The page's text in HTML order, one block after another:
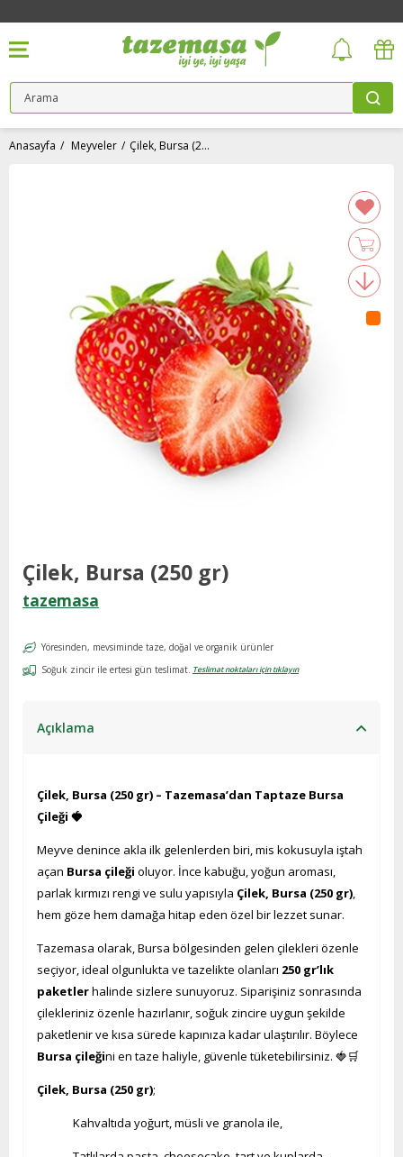
Anasayfa Meyveler Çilek, Bursa (250 gr)
Çilek, Bursa (250 gr)
tazemasa
Yöresinden, mevsiminde taze, doğal ve organik ürünler
Soğuk zincir ile ertesi gün teslimat. Teslimat noktaları için tıklayın
Açıklama
Çilek, Bursa (250 gr) – Tazemasa’dan Taptaze Bursa
Çileği 🍓
Meyve denince akla ilk gelenlerden biri, mis kokusuyla iştah
açan Bursa çileği oluyor. İnce kabuğu, yoğun aroması,
parlak kırmızı rengi ve sulu yapısıyla Çilek, Bursa (250 gr),
hem göze hem damağa hitap eden özel bir lezzet sunar.
Tazemasa olarak, Bursa bölgesinden gelen çilekleri özenle
seçiyor, ideal olgunlukta ve tazelikte olanları 250 gr’lık
paketlerhalinde sizlere sunuyoruz. Siparişiniz sonrasında
çilekleriniz özenle hazırlanır, soğuk zincire uygun şekilde
paketlenir ve kısa sürede kapınıza kadar ulaştırılır. Böylece
Bursa çileğini en taze haliyle, güvenle tüketebilirsiniz. 🍓🛒
Çilek, Bursa (250 gr);
Kahvaltıda yoğurt, müsli ve granola ile,